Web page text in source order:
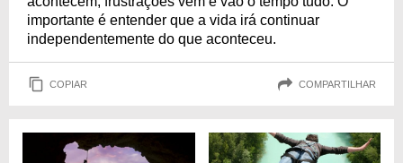
importante é entender que a vida irá continuar
independentemente do que aconteceu.
COPIAR COMPARTILHAR